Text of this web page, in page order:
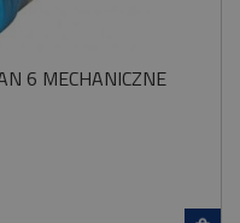
6 MECHANICZNE